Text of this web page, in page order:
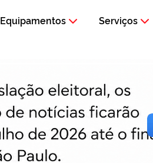
Equipamentos Serviços